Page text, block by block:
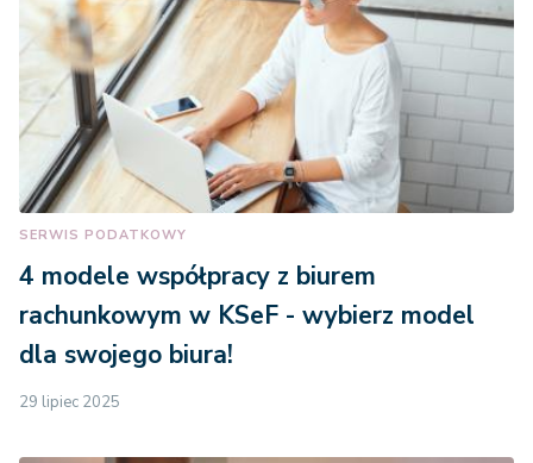
SERWIS PODATKOWY
4 modele współpracy z biurem
rachunkowym w KSeF - wybierz model
dla swojego biura!
29 lipiec 2025